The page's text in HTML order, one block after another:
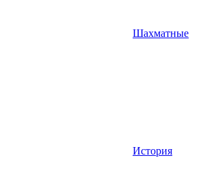
Шахматные
История